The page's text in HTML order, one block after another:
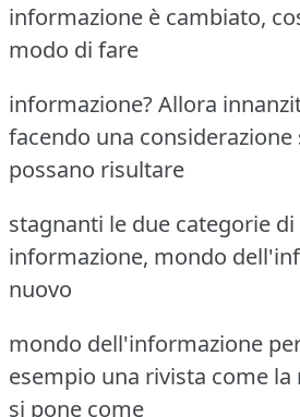
informazione è cambiato,
modo di fare
informazione? Allora
facendo una considerazione
possano risultare
stagnanti le due categorie
informazione, mondo
nuovo
mondo dell'informazione
esempio una rivista come
si pone come